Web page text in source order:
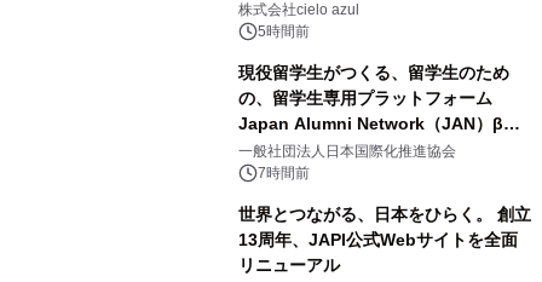
株式会社cielo azul
5時間前
現役留学生がつくる、留学生のため
の、留学生専用プラットフォーム
Japan Alumni Network（JAN）β版
をリリース
一般社団法人日本国際化推進協会
7時間前
世界とつながる、日本をひらく。 創立
13周年、JAPI公式Webサイトを全面
リニューアル